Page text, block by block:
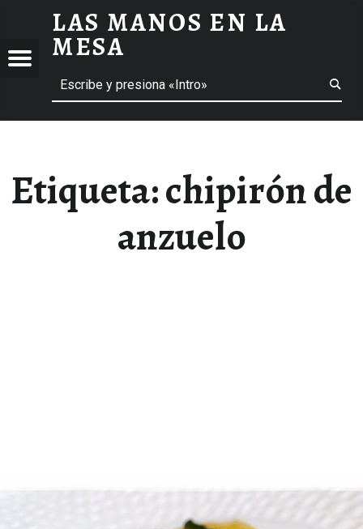
CHIPIRÓN DE ANZUELO ARCHIVOS - LAS MANOS EN LA MESA
LAS MANOS EN LA
MESA
Menú Buscar
Etiqueta:chipirón de
anzuelo